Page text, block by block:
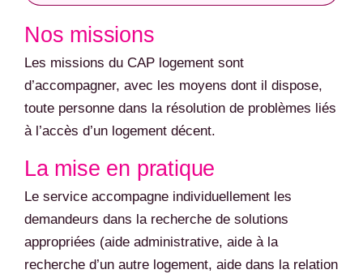
Nos missions
Les missions du CAP logement sont
d’accompagner, avec les moyens dont il dispose,
toute personne dans la résolution de problèmes liés
à l’accès d’un logement décent.
La mise en pratique
Le service accompagne individuellement les
demandeurs dans la recherche de solutions
appropriées (aide administrative, aide à la
recherche d’un autre logement, aide dans la relation